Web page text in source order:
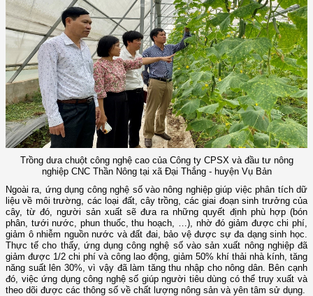
Trồng dưa chuột công nghệ cao của Công ty CPSX và đầu tư nông
nghiệp CNC Thần Nông tại xã Đại Thắng - huyện Vụ Bản
Ngoài ra, ứng dụng công nghệ số vào nông nghiệp giúp việc phân tích dữ
liệu về môi trường, các loại đất, cây trồng, các giai đoạn sinh trưởng của
cây, từ đó, người sản xuất sẽ đưa ra những quyết định phù hợp (bón
phân, tưới nước, phun thuốc, thu hoạch, …), nhờ đó giảm được chi phí,
giảm ô nhiễm nguồn nước và đất đai, bảo vệ được sự đa dạng sinh học.
Thực tế cho thấy, ứng dụng công nghệ số vào sản xuất nông nghiệp đã
giảm được 1/2 chi phí và công lao động, giảm 50% khí thải nhà kính, tăng
năng suất lên 30%, vì vậy đã làm tăng thu nhập cho nông dân. Bên cạnh
đó, việc ứng dụng công nghệ số giúp người tiêu dùng có thể truy xuất và
theo dõi được các thông số về chất lượng nông sản và yên tâm sử dụng.